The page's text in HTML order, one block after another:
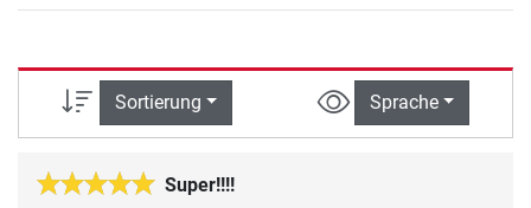
Sortierung Sprache
Super!!!!